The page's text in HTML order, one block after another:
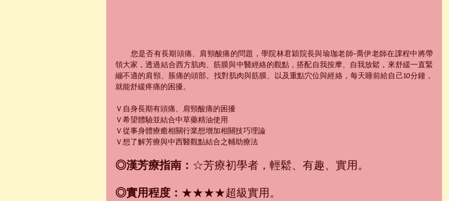
您是否有長期頭痛、肩頸酸痛的問題，學院林君穎院長與瑜珈老師-喬伊老師在課程中將帶
領大家，透過結合西方肌肉、筋膜與中醫經絡的觀點，搭配自我按摩、自我放鬆，來舒緩一直緊
繃不適的肩頸、脹痛的頭部。找對肌肉與筋膜、以及重點穴位與經絡，每天睡前給自己10分鐘，
就能舒緩疼痛的困擾。
Ｖ自身長期有頭痛、肩頸酸痛的困擾
Ｖ希望體驗並結合中草藥精油使用
Ｖ從事身體療癒相關行業想增加相關技巧理論
Ｖ想了解芳療與中西醫觀點結合之輔助療法
◎漢芳療指南： ☆芳療初學者，輕鬆、有趣、實用。
◎實用程度： ★★★★超級實用。